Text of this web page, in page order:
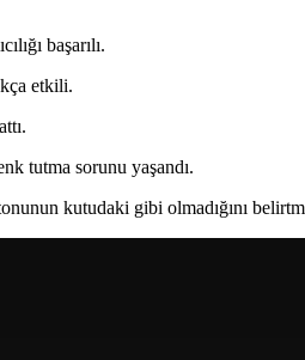
başarılı.
etkili.
tutma sorunu yaşandı.
kutudaki gibi olmadığını